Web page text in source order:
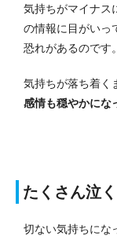
気持ちがマイナス
の情報に目がいっ
恐れがあるのです。
気持ちが落ち着く
感情も穏やかにな
たくさん泣く
切ない気持ちにな